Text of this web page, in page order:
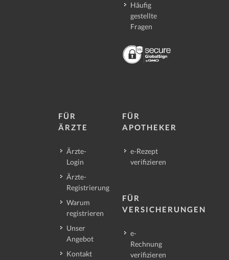
Häufig
gestellte
Fragen
FÜR
ÄRZTE
Ärzte-
Login
Ärzte-
Registrierung
Warum
registrieren
Unser
Angebot
Kontakt
FÜR
APOTHEKER
e-Rezept
verifizieren
FÜR
VERSICHERUNGEN
e-
Rechnung
verifizieren